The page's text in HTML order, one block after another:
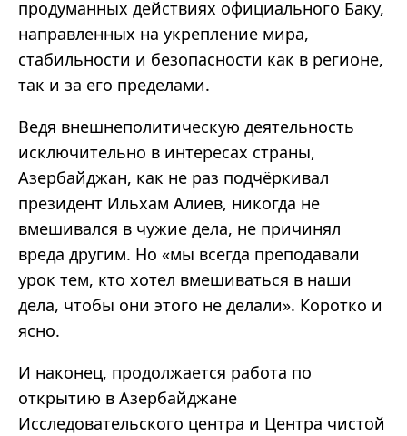
продуманных действиях официального Баку,
направленных на укрепление мира,
стабильности и безопасности как в регионе,
так и за его пределами.
Ведя внешнеполитическую деятельность
исключительно в интересах страны,
Азербайджан, как не раз подчёркивал
президент Ильхам Алиев, никогда не
вмешивался в чужие дела, не причинял
вреда другим. Но «мы всегда преподавали
урок тем, кто хотел вмешиваться в наши
дела, чтобы они этого не делали». Коротко и
ясно.
И наконец, продолжается работа по
открытию в Азербайджане
Исследовательского центра и Центра чистой